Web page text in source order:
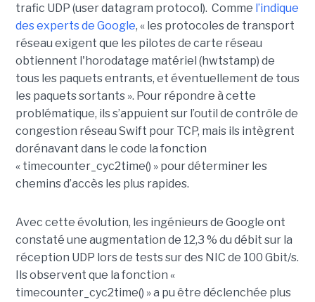
trafic UDP (user datagram protocol). Comme l’indique
des experts de Google, « les protocoles de transport
réseau exigent que les pilotes de carte réseau
obtiennent l'horodatage matériel (hwtstamp) de
tous les paquets entrants, et éventuellement de tous
les paquets sortants ». Pour répondre à cette
problématique, ils s’appuient sur l’outil de contrôle de
congestion réseau Swift pour TCP, mais ils intègrent
dorénavant dans le code la fonction
« timecounter_cyc2time() » pour déterminer les
chemins d’accès les plus rapides.
Avec cette évolution, les ingénieurs de Google ont
constaté une augmentation de 12,3 % du débit sur la
réception UDP lors de tests sur des NIC de 100 Gbit/s.
Ils observent que la fonction «
timecounter_cyc2time() » a pu être déclenchée plus